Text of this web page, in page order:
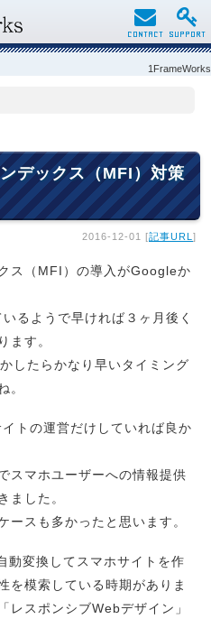
1FrameWorks
デックス（MFI）対策
2016-12-01 [記事URL ]
ス（MFI）の導入がGoogleか
るようで早ければ３ヶ月後く
ます。
したらかなり早いタイミング
。
トの運営だけしていれば良か
スマホユーザーへの情報提供
ました。
ースも多かったと思います。
動変換してスマホサイトを作
を模索している時期がありま
レスポンシブWebデザイン」
SUPPORT
CONTACT